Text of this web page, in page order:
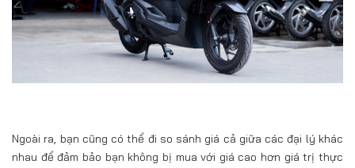
Ngoài ra, bạn cũng có thể đi so sánh giá cả giữa các đại lý khác
nhau để đảm bảo bạn không bị mua với giá cao hơn giá trị thực